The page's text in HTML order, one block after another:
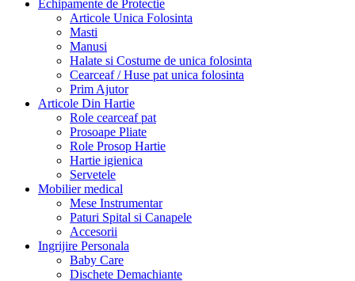
Echipamente de Protectie
Articole Unica Folosinta
Masti
Manusi
Halate si Costume de unica folosinta
Cearceaf / Huse pat unica folosinta
Prim Ajutor
Articole Din Hartie
Role cearceaf pat
Prosoape Pliate
Role Prosop Hartie
Hartie igienica
Servetele
Mobilier medical
Mese Instrumentar
Paturi Spital si Canapele
Accesorii
Ingrijire Personala
Baby Care
Dischete Demachiante